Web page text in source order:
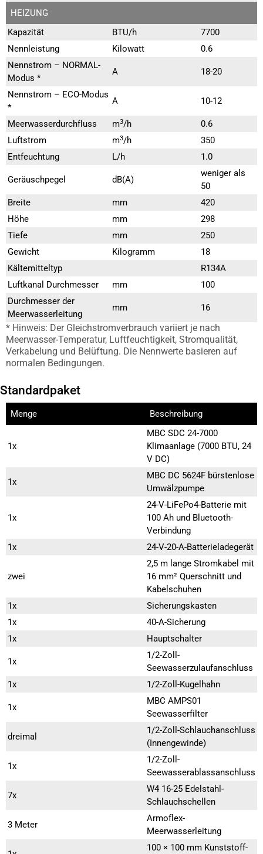
HEIZUNG
Kapazität
BTU/h
7700
Nennleistung
Kilowatt
0.6
Nennstrom – NORMAL-
Modus *
A 18-20
Nennstrom – ECO-Modus
*
A 10-12
Meerwasserdurchfluss m3/h
0.6
Luftstrom
m3/h
350
Entfeuchtung
L/h 1.0
Geräuschpegel dB(A)
weniger als
50
Breite
mm
420
Höhe
mm
298
Tiefe
mm
250
Gewicht
Kilogramm
18
Kältemitteltyp
R134A
Luftkanal Durchmesser
mm
100
Durchmesser der
Meerwasserleitung
mm 16
* Hinweis: Der Gleichstromverbrauch variiert je nach
Meerwasser-Temperatur, Luftfeuchtigkeit, Stromqualität,
Verkabelung und Belüftung. Die Nennwerte basieren auf
normalen Bedingungen.
Standardpaket
Menge Beschreibung
1x
MBC SDC 24-7000
Klimaanlage (7000 BTU, 24
V DC)
1x
MBC DC 5624F bürstenlose
Umwälzpumpe
1x
24-V-LiFePo4-Batterie mit
100 Ah und Bluetooth-
Verbindung
1x
24-V-20-A-Batterieladegerät
zwei
2,5 m lange Stromkabel mit
16 mm² Querschnitt und
Kabelschuhen
1x
Sicherungskasten
1x
40-A-Sicherung
1x
Hauptschalter
1x
1/2-Zoll-
Seewasserzulaufanschluss
1x
1/2-Zoll-Kugelhahn
1x
MBC AMPS01
Seewasserfilter
dreimal
1/2-Zoll-Schlauchanschluss
(Innengewinde)
1x
1/2-Zoll-
Seewasserablassanschluss
7x
W4 16-25 Edelstahl-
Schlauchschellen
3 Meter
Armoflex-
Meerwasserleitung
100 × 100 mm Kunststoff-